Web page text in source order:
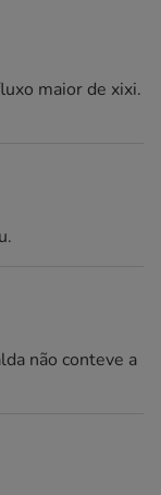
maior de xixi.
não conteve a